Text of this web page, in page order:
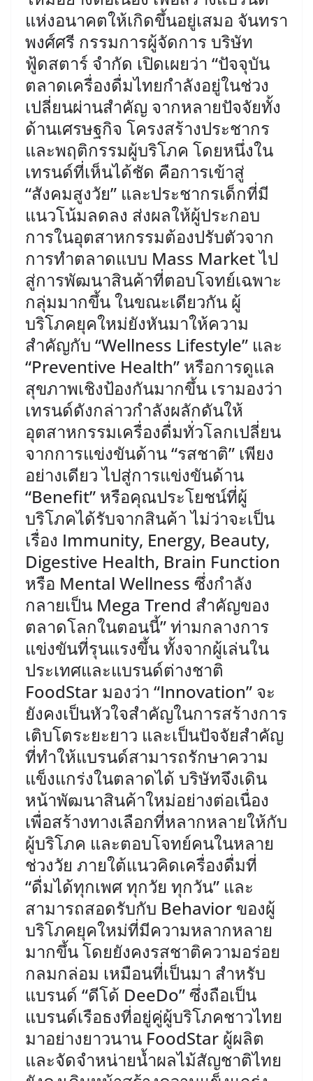
แห่งอนาคตให้เกิดขึ้นอยู่เสมอ ​จันทรา
พงศ์ศรี กรรมการผู้จัดการ บริษัท
ฟู้ดสตาร์ จำกัด เปิดเผยว่า “ปัจจุบัน
ตลาดเครื่องดื่มไทยกำลังอยู่ในช่วง
เปลี่ยนผ่านสำคัญ จากหลายปัจจัยทั้ง
ด้านเศรษฐกิจ โครงสร้างประชากร
และพฤติกรรมผู้บริโภค โดยหนึ่งใน
เทรนด์ที่เห็นได้ชัด คือการเข้าสู่
“สังคมสูงวัย” และประชากรเด็กที่มี
แนวโน้มลดลง ส่งผลให้ผู้ประกอบ
การในอุตสาหกรรมต้องปรับตัวจาก
การทำตลาดแบบ Mass Market ไป
สู่การพัฒนาสินค้าที่ตอบโจทย์เฉพาะ
กลุ่มมากขึ้น ในขณะเดียวกัน ผู้
บริโภคยุคใหม่ยังหันมาให้ความ
สำคัญกับ “Wellness Lifestyle” และ
“Preventive Health” หรือการดูแล
สุขภาพเชิงป้องกันมากขึ้น เรามองว่า
เทรนด์ดังกล่าวกำลังผลักดันให้
อุตสาหกรรมเครื่องดื่มทั่วโลกเปลี่ยน
จากการแข่งขันด้าน “รสชาติ” เพียง
อย่างเดียว ไปสู่การแข่งขันด้าน
“Benefit” หรือคุณประโยชน์ที่ผู้
บริโภคได้รับจากสินค้า ไม่ว่าจะเป็น
เรื่อง Immunity, Energy, Beauty,
Digestive Health, Brain Function
หรือ Mental Wellness ซึ่งกำลัง
กลายเป็น Mega Trend สำคัญของ
ตลาดโลกในตอนนี้” ​ท่ามกลางการ
แข่งขันที่รุนแรงขึ้น ทั้งจากผู้เล่นใน
ประเทศและแบรนด์ต่างชาติ
FoodStar มองว่า “Innovation” จะ
ยังคงเป็นหัวใจสำคัญในการสร้างการ
เติบโตระยะยาว และเป็นปัจจัยสำคัญ
ที่ทำให้แบรนด์สามารถรักษาความ
แข็งแกร่งในตลาดได้ บริษัทจึงเดิน
หน้าพัฒนาสินค้าใหม่อย่างต่อเนื่อง
เพื่อสร้างทางเลือกที่หลากหลายให้กับ
ผู้บริโภค และตอบโจทย์คนในหลาย
ช่วงวัย ภายใต้แนวคิดเครื่องดื่มที่
“ดื่มได้ทุกเพศ ทุกวัย ทุกวัน” และ
สามารถสอดรับกับ Behavior ของผู้
บริโภคยุคใหม่ที่มีความหลากหลาย
มากขึ้น โดยยังคงรสชาติความอร่อย
กลมกล่อม เหมือนที่เป็นมา ​สำหรับ
แบรนด์ “ดีโด้ DeeDo” ซึ่งถือเป็น
แบรนด์เรือธงที่อยู่คู่ผู้บริโภคชาวไทย
มาอย่างยาวนาน FoodStar ผู้ผลิต
และจัดจำหน่ายน้ำผลไม้สัญชาติไทย